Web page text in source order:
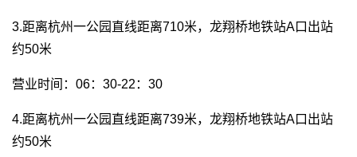
3.距离杭州一公园直线距离710米，龙翔桥地铁站A口出站
约50米
营业时间：06：30-22：30
4.距离杭州一公园直线距离739米，龙翔桥地铁站A口出站
约50米